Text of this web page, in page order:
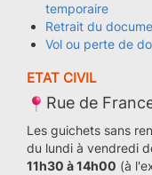
temporaire
Retrait du
Vol ou perte de
ETAT CIVIL
Rue de
Les guichets sans
du lundi à vendredi
11h30 à 14h00 (à